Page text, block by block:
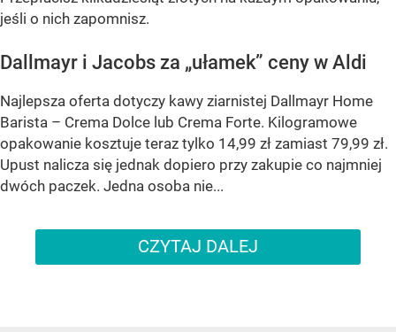
jeśli o nich zapomnisz.
Dallmayr i Jacobs za „ułamek” ceny w Aldi
Najlepsza oferta dotyczy kawy ziarnistej Dallmayr Home
Barista – Crema Dolce lub Crema Forte. Kilogramowe
opakowanie kosztuje teraz tylko 14,99 zł zamiast 79,99 zł.
Upust nalicza się jednak dopiero przy zakupie co najmniej
dwóch paczek. Jedna osoba nie...
CZYTAJ DALEJ